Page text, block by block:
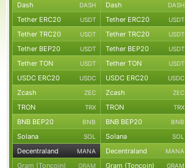
Dash DASH Dash DASH
Tether ERC20 USDT Tether ERC20 USDT
Tether TRC20 USDT Tether TRC20 USDT
Tether BEP20 USDT Tether BEP20 USDT
Tether TON USDT Tether TON USDT
USDC ERC20 USDC USDC ERC20 USDC
Zcash ZEC Zcash ZEC
TRON TRX TRON TRX
BNB BEP20 BNB BNB BEP20 BNB
Solana SOL Solana SOL
Decentraland MANA Decentraland MANA
Gram (Toncoin) GRAM Gram (Toncoin) GRAM